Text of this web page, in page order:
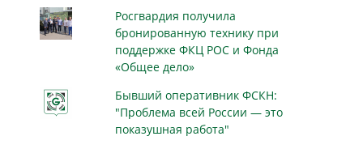
Росгвардия получила
бронированную технику при
поддержке ФКЦ РОС и Фонда
«Общее дело»
Бывший оперативник ФСКН:
"Проблема всей России — это
показушная работа"